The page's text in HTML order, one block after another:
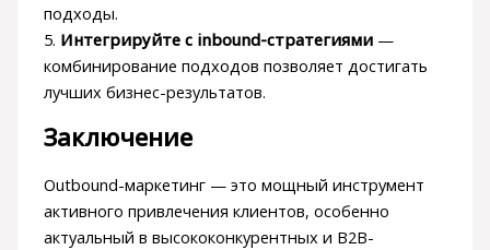
подходы.
5. Интегрируйте с inbound-стратегиями—
комбинирование подходов позволяет достигать
лучших бизнес-результатов.
Заключение
Outbound-маркетинг — это мощный инструмент
активного привлечения клиентов, особенно
актуальный в высококонкурентных и B2B-